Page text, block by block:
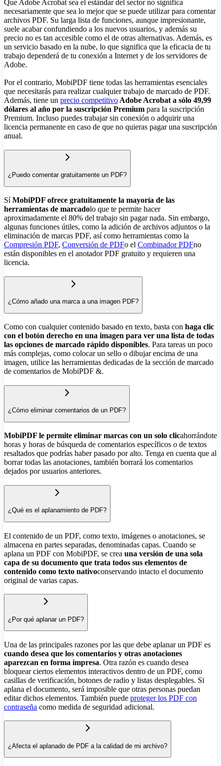
Que Adobe Acrobat sea el estándar del sector no significa
necesariamente que sea lo mejor que se puede utilizar para comentar
archivos PDF. Su larga lista de funciones, aunque impresionante,
suele acabar confundiendo a los nuevos usuarios, y además su
precio no es tan accesible como el de otras alternativas. Además, es
un servicio basado en la nube, lo que significa que la eficacia de tu
trabajo dependerá de tu conexión a Internet y de los servidores de
Adobe.
Por el contrario, MobiPDF tiene todas las herramientas esenciales
que necesitarás para realizar cualquier trabajo de marcado de PDF.
Además, tiene un precio competitivo Adobe Acrobat a sólo 49,99
dólares al año por la suscripción Premium para la suscripción
Premium. Incluso puedes trabajar sin conexión o adquirir una
licencia permanente en caso de que no quieras pagar una suscripción
anual.
¿Puedo comentar gratuitamente un PDF?
SíMobiPDF ofrece gratuitamente la mayoría de las
herramientas de marcadolo que te permite hacer
aproximadamente el 80% del trabajo sin pagar nada. Sin embargo,
algunas funciones útiles, como la adición de archivos adjuntos o la
eliminación de marcas PDF, así como herramientas como la
Compresión PDF, Conversión de PDFo el Combinador PDFno
están disponibles en el anotador PDF gratuito y requieren una
licencia.
¿Cómo añado una marca a una imagen PDF?
Como con cualquier contenido basado en texto, basta con haga clic
con el botón derecho en una imagen para ver una lista de todas
las opciones de marcado rápido disponibles. Para tareas un poco
más complejas, como colocar un sello o dibujar encima de una
imagen, utilice las herramientas dedicadas de la sección de marcado
de comentarios de MobiPDF &.
¿Cómo eliminar comentarios de un PDF?
MobiPDF le permite eliminar marcas con un solo clicahorrándote
horas y horas de búsqueda de comentarios específicos o de textos
resaltados que podrías haber pasado por alto. Tenga en cuenta que al
borrar todas las anotaciones, también borrará los comentarios
dejados por usuarios anteriores.
¿Qué es el aplanamiento de PDF?
El contenido de un PDF, como texto, imágenes o anotaciones, se
almacena en partes separadas, denominadas capas. Cuando se
aplana un PDF con MobiPDF, se crea una versión de una sola
capa de su documento que trata todos sus elementos de
contenido como texto nativoconservando intacto el documento
original de varias capas.
¿Por qué aplanar un PDF?
Una de las principales razones por las que debe aplanar un PDF es
cuando desea que los comentarios y otras anotaciones
aparezcan en forma impresa. Otra razón es cuando desea
bloquear ciertos elementos interactivos dentro de un PDF, como
casillas de verificación, botones de radio y listas desplegables. Si
aplana el documento, será imposible que otras personas puedan
editar dichos elementos. También puede proteger los PDF con
contraseña como medida de seguridad adicional.
¿Afecta el aplanado de PDF a la calidad de mi archivo?